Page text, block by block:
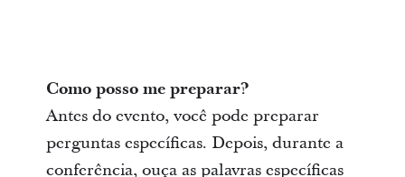
Como posso me preparar?
Antes do evento, você pode preparar
perguntas específicas. Depois, durante a
conferência, ouça as palavras específicas